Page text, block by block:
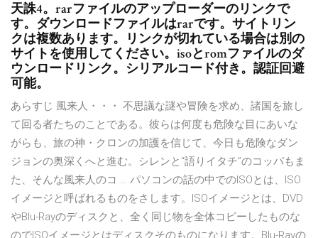
天誅4。rarファイルのアップローダーのリンクで
す。ダウンロードファイルはrarです。サイトリン
クは複数あります。リンクが切れている場合は別の
サイトを使用してください。isoとromファイルのダ
ウンロードリンク。シリアルコード付き。認証回避
可能。
あらすじ 風来人・・・ 不思議な謎や冒険を求め、諸国を旅し
て回る者たちのことである。彼らは何度も危険な目にあいな
がらも、旅の神・クロンの加護を信じて、今日も危険なダン
ジョンの奥深くへと進む。シレンと“語りイタチ”のコッパもま
た、そんな風来人のコ … パソコンの話の中でのISOとは、ISO
イメージと呼ばれるものをさします。ISOイメージとは、DVD
やBlu-Rayのディスクと、全く同じ物を全体コピーしたものな